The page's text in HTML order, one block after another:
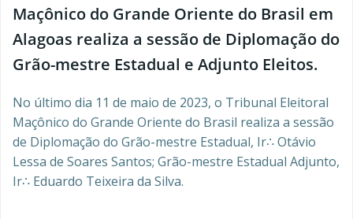
Maçônico do Grande Oriente do Brasil em
Alagoas realiza a sessão de Diplomação do
Grão-mestre Estadual e Adjunto Eleitos.
No último dia 11 de maio de 2023, o Tribunal Eleitoral
Maçônico do Grande Oriente do Brasil realiza a sessão
de Diplomação do Grão-mestre Estadual, Ir∴ Otávio
Lessa de Soares Santos; Grão-mestre Estadual Adjunto,
Ir∴ Eduardo Teixeira da Silva.